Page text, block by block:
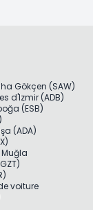
Gökçen (SAW)
d'Izmir (ADB)
(ESB)
(ADA)
voiture